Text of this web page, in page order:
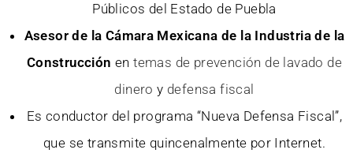
Públicos del Estado de Puebla
Asesor de la Cámara Mexicana de la Industria de la
Construcciónentemas de prevención de lavado de
dinero y defensa fiscal
Es conductor del programa “Nueva Defensa Fiscal”,
que se transmite quincenalmente por Internet.